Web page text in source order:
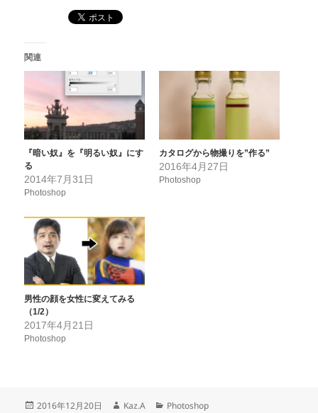
関連
『暗い奴』を『明るい奴』にす
る
2014年7月31日
Photoshop
カタログから物撮りを”作る”
2016年4月27日
Photoshop
男性の顔を女性に変えてみる
（1/2）
2017年4月21日
Photoshop
投
2016年12月20日
作
Kaz.A
カ
Photoshop